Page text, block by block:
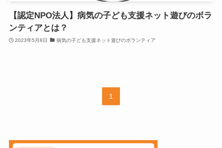
【認定NPO法人】病気の子ども支援ネット遊びのボラ
ンティアとは？
2023年5月8日 病気の子ども支援ネット遊びのボランティア
1